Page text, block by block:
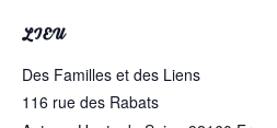
LIEU
Des Familles et des Liens
116 rue des Rabats